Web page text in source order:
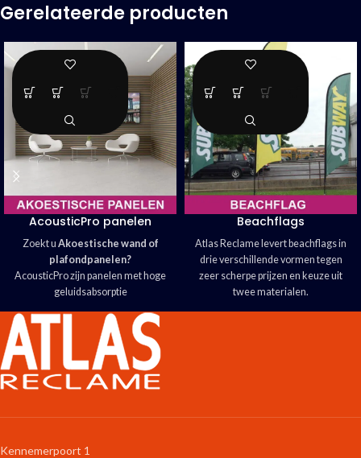
Gerelateerde producten
AcousticPro panelen
Zoekt u Akoestische wand of
plafondpanelen?
AcousticPro zijn panelen met hoge
geluidsabsorptie
design voor een mooi interieur
de panelen zijn voorzien van een
eenvoudig te monteren frame
Het akoestisch materiaal is
gemaakt van gerecyclede
Beachflags
Atlas Reclame levert beachflags in
drie verschillende vormen tegen
zeer scherpe prijzen en keuze uit
twee materialen.
Kennemerpoort 1